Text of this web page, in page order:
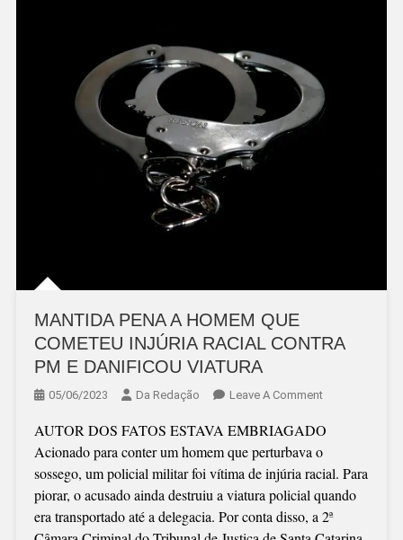
MANTIDA PENA A HOMEM QUE
COMETEU INJÚRIA RACIAL CONTRA
PM E DANIFICOU VIATURA
05/06/2023 Da Redação Leave A CommentOn
PENA
A
HOMEM
QUE
COMETEU
AUTOR DOS FATOS ESTAVA EMBRIAGADO
Acionado para conter um homem que perturbava o
sossego, um policial militar foi vítima de injúria racial. Para
piorar, o acusado ainda destruiu a viatura policial quando
era transportado até a delegacia. Por conta disso, a 2ª